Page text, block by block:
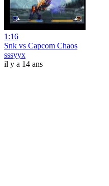
1:16
Snk vs Capcom Chaos
sssyyx
il y a 14 ans